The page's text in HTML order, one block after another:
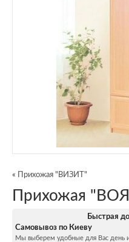
« Прихожая "ВИЗИТ"
Прихожая
Быстрая
Самовывоз по Киеву
Мы выберем удобные для Вас день